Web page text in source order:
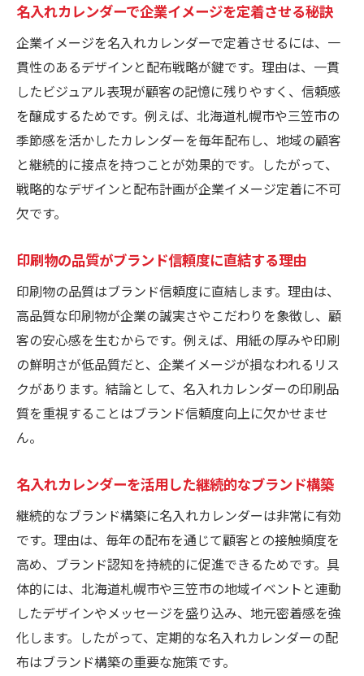
名入れカレンダーでリピーター獲得を狙う
ポイント
印刷物の付加価値が販促強化につながる理
由
名入れカレンダーを活用した競合との差別
化策
実践的な名入れカレンダー販促アイデア集
名入れカレンダーで企業イメージを定着させる秘訣
企業イメージを名入れカレンダーで定着させるには、一
貫性のあるデザインと配布戦略が鍵です。理由は、一貫
したビジュアル表現が顧客の記憶に残りやすく、信頼感
を醸成するためです。例えば、北海道札幌市や三笠市の
季節感を活かしたカレンダーを毎年配布し、地域の顧客
と継続的に接点を持つことが効果的です。したがって、
戦略的なデザインと配布計画が企業イメージ定着に不可
欠です。
印刷物の品質がブランド信頼度に直結する理由
印刷物の品質はブランド信頼度に直結します。理由は、
高品質な印刷物が企業の誠実さやこだわりを象徴し、顧
客の安心感を生むからです。例えば、用紙の厚みや印刷
の鮮明さが低品質だと、企業イメージが損なわれるリス
クがあります。結論として、名入れカレンダーの印刷品
質を重視することはブランド信頼度向上に欠かせませ
ん。
名入れカレンダーを活用した継続的なブランド構築
継続的なブランド構築に名入れカレンダーは非常に有効
です。理由は、毎年の配布を通じて顧客との接触頻度を
高め、ブランド認知を持続的に促進できるためです。具
体的には、北海道札幌市や三笠市の地域イベントと連動
したデザインやメッセージを盛り込み、地元密着感を強
化します。したがって、定期的な名入れカレンダーの配
布はブランド構築の重要な施策です。